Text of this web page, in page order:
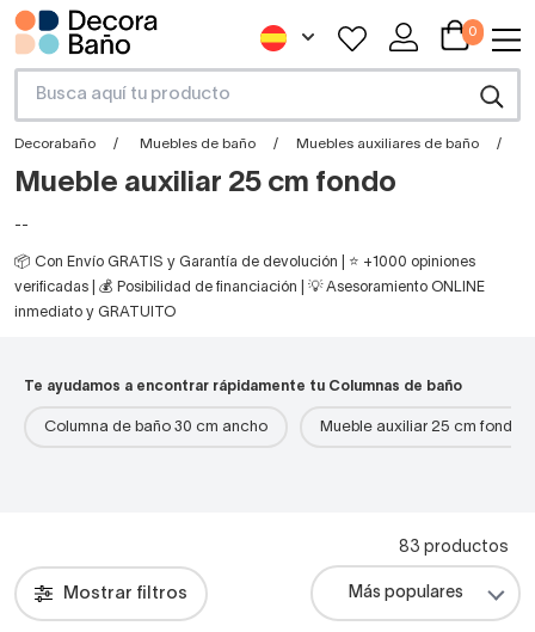
0
Decorabaño Muebles de baño Muebles auxiliares de baño
Mueble auxiliar 25 cm fondo
--
📦 Con Envío GRATIS y Garantía de devolución | ⭐ +1000 opiniones
verificadas | 💰 Posibilidad de financiación | 💡 Asesoramiento ONLINE
inmediato y GRATUITO
Te ayudamos a encontrar rápidamente tu Columnas de baño
Columna de baño 30 cm ancho Mueble auxiliar 25 cm fondo
Mostrar filtros
83 productos